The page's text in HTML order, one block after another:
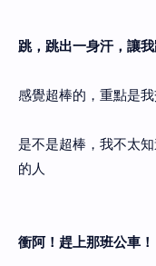
跳，跳出一身汗，讓
感覺超棒的，重點是
是不是超棒，我不太
的人
衝阿！趕上那班公車！